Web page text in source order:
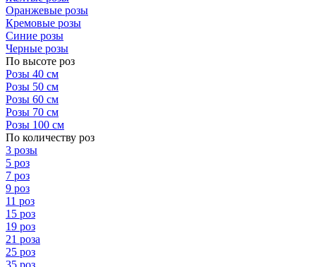
Оранжевые розы
Кремовые розы
Синие розы
Черные розы
По высоте роз
Розы 40 см
Розы 50 см
Розы 60 см
Розы 70 см
Розы 100 см
По количеству роз
3 розы
5 роз
7 роз
9 роз
11 роз
15 роз
19 роз
21 роза
25 роз
35 роз